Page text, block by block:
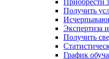
Приобрести
Получить
Экспертиза
Получить
График